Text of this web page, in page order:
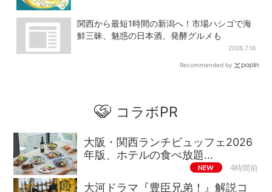
関西から最短1時間の新潟へ！市場ハシゴで海
鮮三昧、魅惑の日本酒、発酵グルメも
2026.7.16
Recommended by
コラボPR
大阪・関西ランチビュッフェ2026
年版、ホテルの食べ放題…
NEW 4時間前
大河ドラマ『豊臣兄弟！』解説コ